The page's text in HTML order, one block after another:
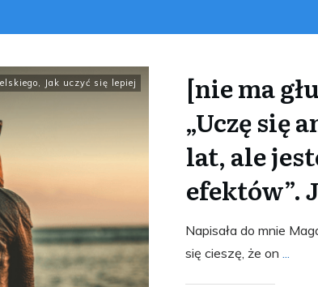
Jak uczyć się lepiej
[nie ma
„Uczę się
lat, ale
efektów”.
Napisała do mnie
się cieszę, że on